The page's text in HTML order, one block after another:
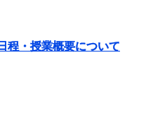
程・授業概要について